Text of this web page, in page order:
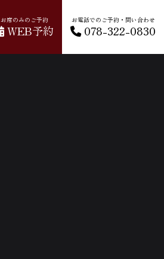
お席のみのご予約
WEB予約
お電話でのご予約・問い合わせ
078-322-0830